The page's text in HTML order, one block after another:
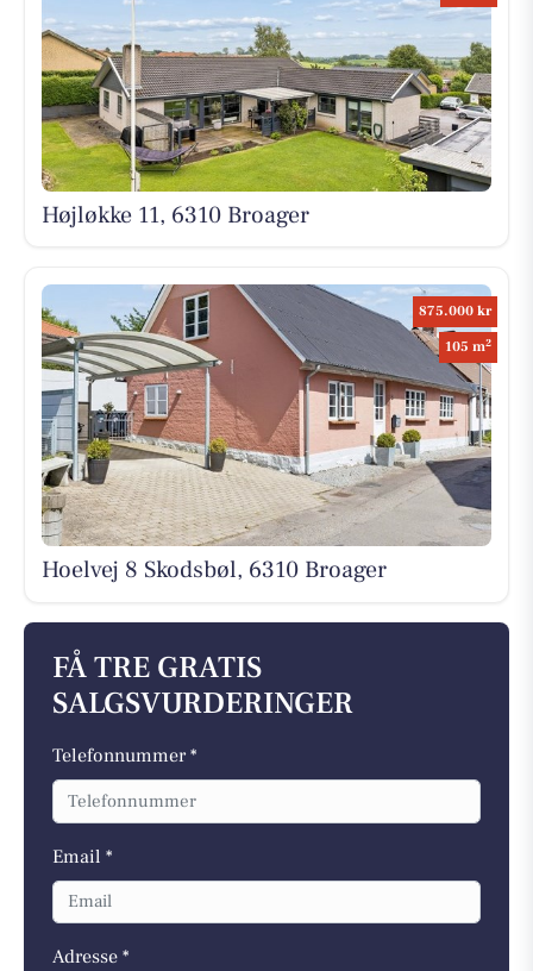
Højløkke 11, 6310 Broager
875.000 kr
105 m2
Hoelvej 8 Skodsbøl, 6310 Broager
FÅ TRE GRATIS
SALGSVURDERINGER
Telefonnummer *
Email *
Adresse *